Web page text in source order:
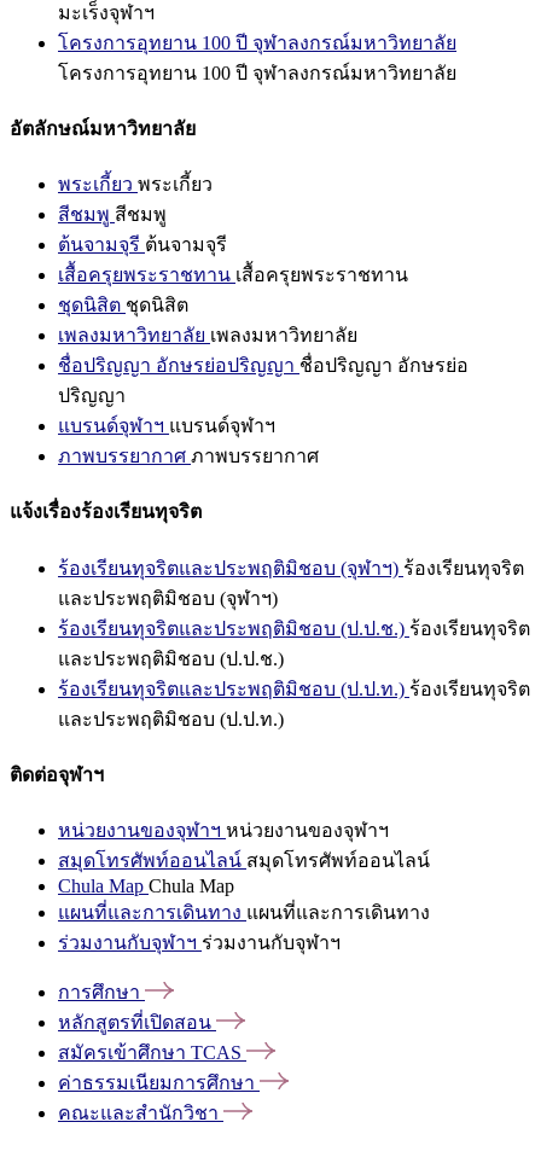
มะเร็งจุฬาฯ
โครงการอุทยาน 100 ปี จุฬาลงกรณ์มหาวิทยาลัย
โครงการอุทยาน 100 ปี จุฬาลงกรณ์มหาวิทยาลัย
อัตลักษณ์มหาวิทยาลัย
พระเกี้ยว พระเกี้ยว
สีชมพู สีชมพู
ต้นจามจุรี ต้นจามจุรี
เสื้อครุยพระราชทาน เสื้อครุยพระราชทาน
ชุดนิสิต ชุดนิสิต
เพลงมหาวิทยาลัย เพลงมหาวิทยาลัย
ชื่อปริญญา อักษรย่อปริญญา ชื่อปริญญา อักษรย่อ
ปริญญา
แบรนด์จุฬาฯ แบรนด์จุฬาฯ
ภาพบรรยากาศ ภาพบรรยากาศ
แจ้งเรื่องร้องเรียนทุจริต
ร้องเรียนทุจริตและประพฤติมิชอบ (จุฬาฯ) ร้องเรียนทุจริต
และประพฤติมิชอบ (จุฬาฯ)
ร้องเรียนทุจริตและประพฤติมิชอบ (ป.ป.ช.) ร้องเรียนทุจริต
และประพฤติมิชอบ (ป.ป.ช.)
ร้องเรียนทุจริตและประพฤติมิชอบ (ป.ป.ท.) ร้องเรียนทุจริต
และประพฤติมิชอบ (ป.ป.ท.)
ติดต่อจุฬาฯ
หน่วยงานของจุฬาฯ หน่วยงานของจุฬาฯ
สมุดโทรศัพท์ออนไลน์ สมุดโทรศัพท์ออนไลน์
Chula Map Chula Map
แผนที่และการเดินทาง แผนที่และการเดินทาง
ร่วมงานกับจุฬาฯ ร่วมงานกับจุฬาฯ
การศึกษา
หลักสูตรที่เปิดสอน
สมัครเข้าศึกษา TCAS
ค่าธรรมเนียมการศึกษา
คณะและสำนักวิชา